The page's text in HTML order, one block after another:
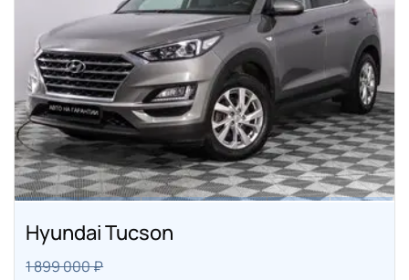
Hyundai Tucson
1 899 000 ₽